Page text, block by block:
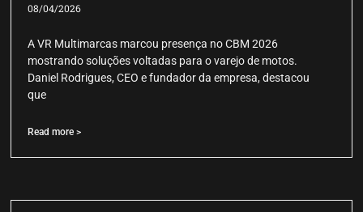
08/04/2026
A VR Multimarcas marcou presença no CBM 2026
mostrando soluções voltadas para o varejo de motos.
Daniel Rodrigues, CEO e fundador da empresa, destacou
que
Read more >